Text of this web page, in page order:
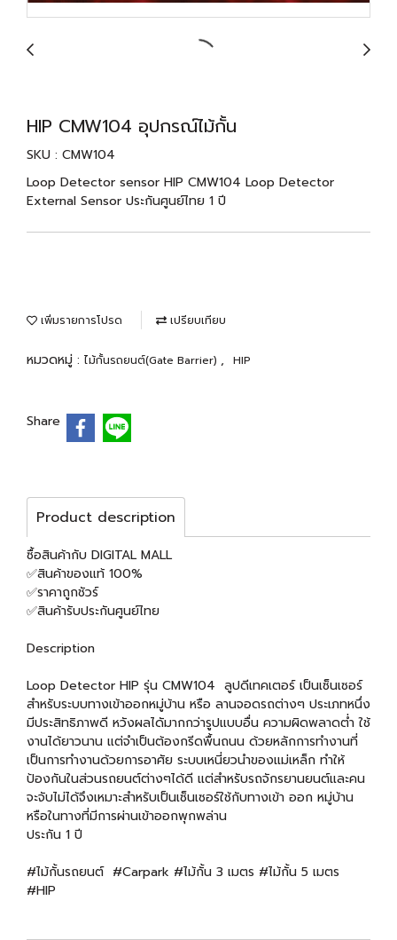
HIP CMW104 อุปกรณ์ไม้กั้น
SKU : CMW104
Loop Detector sensor HIP CMW104 Loop Detector
External Sensor ประกันศูนย์ไทย 1 ปี
เพิ่มรายการโปรด เปรียบเทียบ
หมวดหมู่ : ไม้กั้นรถยนต์(Gate Barrier) , HIP
Share
Product description
ซื้อสินค้ากับ DIGITAL MALL
✅สินค้าของแท้ 100%
✅ราคาถูกชัวร์
✅สินค้ารับประกันศูนย์ไทย
Description
Loop Detector HIP รุ่น CMW104 ลูปดีเทคเตอร์ เป็นเซ็นเซอร์
สำหรับระบบทางเข้าออกหมู่บ้าน หรือ ลานจอดรถต่างๆ ประเภทหนึ่ง
มีประสิทธิภาพดี หวังผลไดัมากกว่ารูปแบบอื่น ความผิดพลาดต่ำ ใช้
งานได้ยาวนาน แต่จำเป็นต้องกรีดพื้นถนน ด้วยหลักการทำงานที่
เป็นการทำงานด้วยการอาศัย ระบบเหนี่ยวนำของแม่เหล็ก ทำให้
ป้องกันในส่วนรถยนต์ต่างๆได้ดี แต่สำหรับรถจักรยานยนต์และคน
จะจับไม่ได้จึงเหมาะสำหรับเป็นเซ็นเซอร์ใช้กับทางเข้า ออก หมู่บ้าน
หรือในทางที่มีการผ่านเข้าออกพุกพล่าน
ประกัน 1 ปี
#ไม้กั้นรถยนต์ #Carpark #ไม้กั้น 3 เมตร #ไม้กั้น 5 เมตร
#HIP